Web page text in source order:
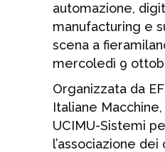
automazione,
manufacturing e
scena a
mercoledì 9
Organizzata da
Italiane
UCIMU-Sistemi
l’associazione